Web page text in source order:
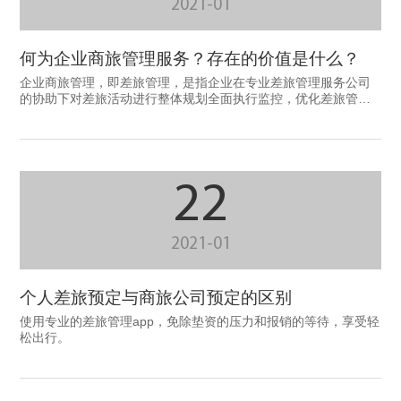
2021-01
何为企业商旅管理服务？存在的价值是什么？
企业商旅管理，即差旅管理，是指企业在专业差旅管理服务公司
的协助下对差旅活动进行整体规划全面执行监控，优化差旅管理
22
2021-01
个人差旅预定与商旅公司预定的区别
使用专业的差旅管理app，免除垫资的压力和报销的等待，享受轻
松出行。